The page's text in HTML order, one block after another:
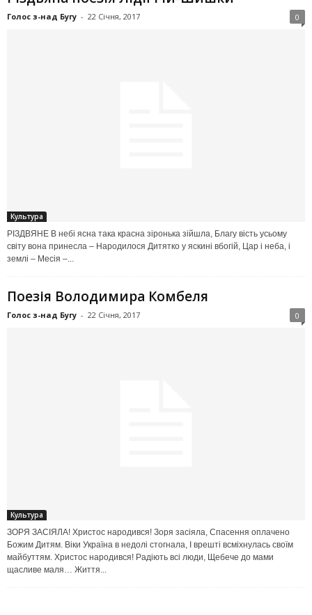
Голос з-над Бугу - 22 Січня, 2017 0
Культура
РІЗДВЯНЕ В небі ясна така красна зіронька зійшла, Благу вість усьому
світу вона принесла – Народилося Дитятко у яскині вбогій, Цар і неба, і
землі – Месія –...
Поезія Володимира Комбеля
Голос з-над Бугу - 22 Січня, 2017 0
Культура
ЗОРЯ ЗАСІЯЛА! Христос народився! Зоря засіяла, Спасення оплачено
Божим Дитям. Віки Україна в недолі стогнала, І врешті всміхнулась своїм
майбуттям. Христос народився! Радіють всі люди, Щебече до мами
щасливе маля… Життя...